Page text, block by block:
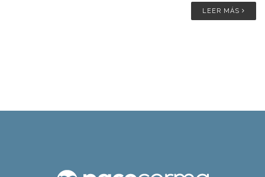
LEER MÁS